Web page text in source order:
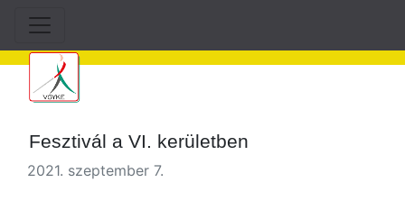
Fesztivál a VI. kerületben
2021. szeptember 7.